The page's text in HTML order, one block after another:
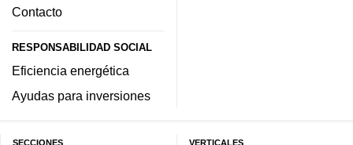
Contacto
RESPONSABILIDAD SOCIAL
Eficiencia energética
Ayudas para inversiones
SECCIONES VERTICALES